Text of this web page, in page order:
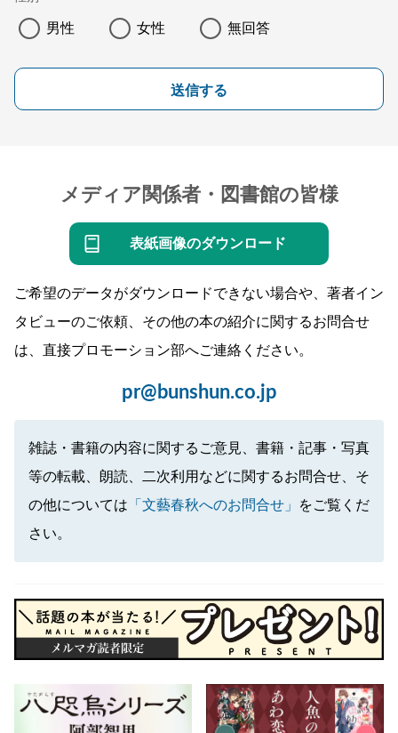
男性 女性 無回答
送信する
メディア関係者・図書館の皆様
表紙画像のダウンロード
ご希望のデータがダウンロードできない場合や、著者イン
タビューのご依頼、その他の本の紹介に関するお問合せ
は、直接プロモーション部へご連絡ください。
pr@bunshun.co.jp
雑誌・書籍の内容に関するご意見、書籍・記事・写真
等の転載、朗読、二次利用などに関するお問合せ、そ
の他については 「文藝春秋へのお問合せ」
をご覧くだ
さい。